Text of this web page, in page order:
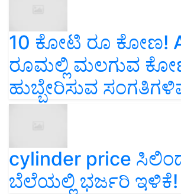
10 ಕೋಟಿ ರೂ ಕೋಣ!
ರೂಮಲ್ಲಿ ಮಲಗುವ
ಹುಬ್ಬೇರಿಸುವ
cylinder price
ಬೆಲೆಯಲ್ಲಿ ಭರ್ಜರಿ ಇಳಿಕೆ!